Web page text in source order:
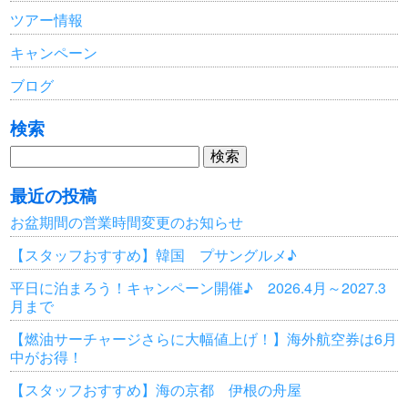
ツアー情報
キャンペーン
ブログ
検索
検
索:
最近の投稿
お盆期間の営業時間変更のお知らせ
【スタッフおすすめ】韓国 プサングルメ♪
平日に泊まろう！キャンペーン開催♪ 2026.4月～2027.3
月まで
【燃油サーチャージさらに大幅値上げ！】海外航空券は6月
中がお得！
【スタッフおすすめ】海の京都 伊根の舟屋